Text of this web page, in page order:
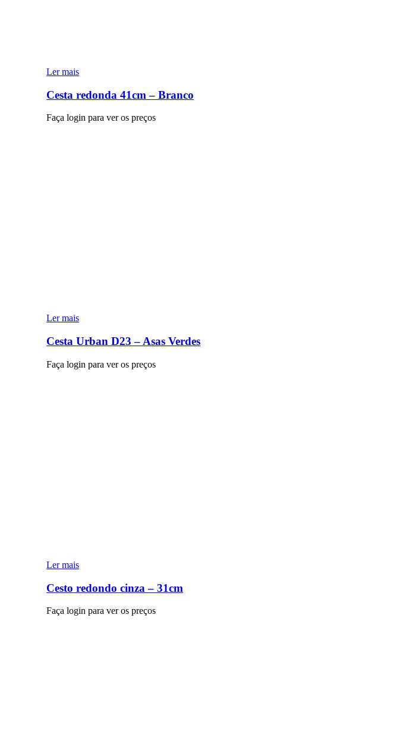
Ler mais
Cesta redonda 41cm – Branco
Faça login para ver os preços
Ler mais
Cesta Urban D23 – Asas Verdes
Faça login para ver os preços
Ler mais
Cesto redondo cinza – 31cm
Faça login para ver os preços